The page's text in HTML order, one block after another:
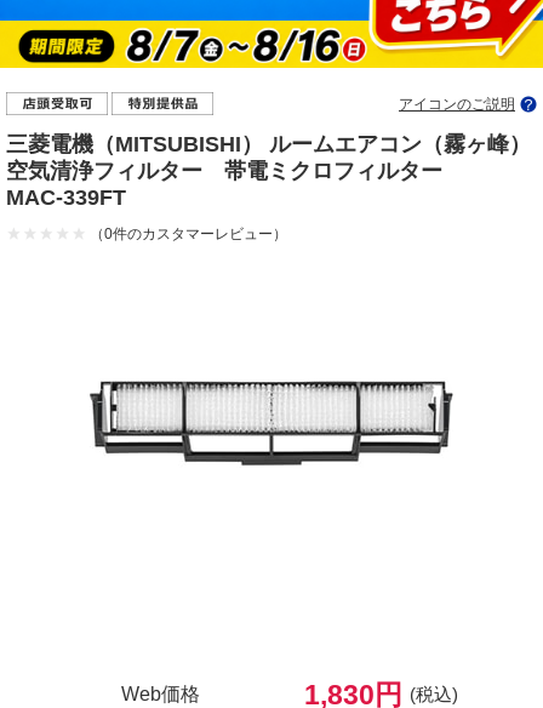
アイコンのご説明
三菱電機（MITSUBISHI） ルームエアコン（霧ヶ峰）
空気清浄フィルター 帯電ミクロフィルター
MAC-339FT
（0件のカスタマーレビュー）
Web価格 1,830円
(税込)